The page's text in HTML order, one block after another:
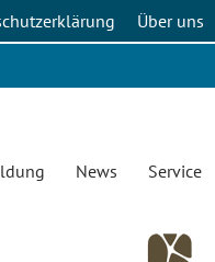
Über uns
News Service